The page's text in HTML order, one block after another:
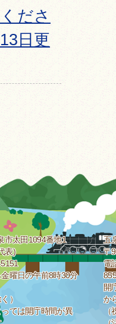
ださ
日更
市太田1094番地1
表)
曜日の午前8時30分
）
っては開庁時間が異
五
〒
電
開
か